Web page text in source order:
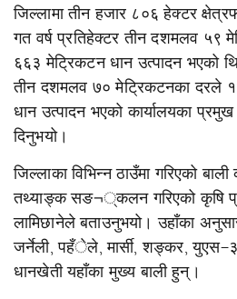
जिल्लामा तीन हजार ८०६ हेक्टर
गत वर्ष प्रतिहेक्टर तीन दशमलव ५९
६६३ मेट्रिकटन धान उत्पादन भएको
तीन दशमलव ७० मेट्रिकटनका दरले
धान उत्पादन भएको कार्यालयका प्रमुख
दिनुभयो।
जिल्लाका विभिन्न ठाउँमा गरिएको
तथ्याङ्क सङ¬्कलन गरिएको कृषि
लामिछानेले बताउनुभयो। उहाँका
जर्नेली, पहँेले, मार्सी, शङ्कर,
धानखेती यहाँका मुख्य बाली हुन्।